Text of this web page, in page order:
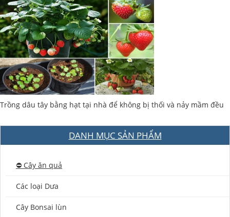
Trồng dâu tây bằng hạt tại nhà để không bị thối và nảy mầm đều
DANH MỤC SẢN PHẨM
⛔️ Cây ăn quả
Các loại Dưa
Cây Bonsai lùn